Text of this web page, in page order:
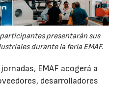
presentarán sus
durante la feria EMAF.
EMAF acogerá a
desarrolladores